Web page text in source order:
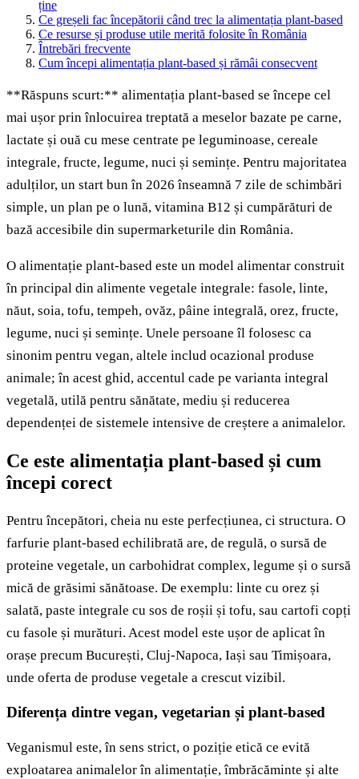
ține
Ce greșeli fac începătorii când trec la alimentația plant-based
Ce resurse și produse utile merită folosite în România
Întrebări frecvente
Cum începi alimentația plant-based și rămâi consecvent
**Răspuns scurt:** alimentația plant-based se începe cel
mai ușor prin înlocuirea treptată a meselor bazate pe carne,
lactate și ouă cu mese centrate pe leguminoase, cereale
integrale, fructe, legume, nuci și semințe. Pentru majoritatea
adulților, un start bun în 2026 înseamnă 7 zile de schimbări
simple, un plan pe o lună, vitamina B12 și cumpărături de
bază accesibile din supermarketurile din România.
O alimentație plant-based este un model alimentar construit
în principal din alimente vegetale integrale: fasole, linte,
năut, soia, tofu, tempeh, ovăz, pâine integrală, orez, fructe,
legume, nuci și semințe. Unele persoane îl folosesc ca
sinonim pentru vegan, altele includ ocazional produse
animale; în acest ghid, accentul cade pe varianta integral
vegetală, utilă pentru sănătate, mediu și reducerea
dependenței de sistemele intensive de creștere a animalelor.
Ce este alimentația plant-based și cum
începi corect
Pentru începători, cheia nu este perfecțiunea, ci structura. O
farfurie plant-based echilibrată are, de regulă, o sursă de
proteine vegetale, un carbohidrat complex, legume și o sursă
mică de grăsimi sănătoase. De exemplu: linte cu orez și
salată, paste integrale cu sos de roșii și tofu, sau cartofi copți
cu fasole și murături. Acest model este ușor de aplicat în
orașe precum București, Cluj-Napoca, Iași sau Timișoara,
unde oferta de produse vegetale a crescut vizibil.
Diferența dintre vegan, vegetarian și plant-based
Veganismul este, în sens strict, o poziție etică ce evită
exploatarea animalelor în alimentație, îmbrăcăminte și alte